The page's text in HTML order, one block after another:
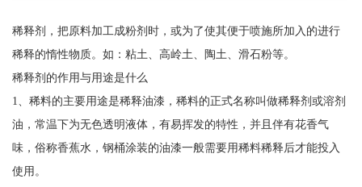
稀释剂，把原料加工成粉剂时，或为了使其便于喷施所加入的进行
稀释的惰性物质。如：粘土、高岭土、陶土、滑石粉等。
稀释剂的作用与用途是什么
1、稀料的主要用途是稀释油漆，稀料的正式名称叫做稀释剂或溶剂
油，常温下为无色透明液体，有易挥发的特性，并且伴有花香气
味，俗称香蕉水，钢桶涂装的油漆一般需要用稀料稀释后才能投入
使用。